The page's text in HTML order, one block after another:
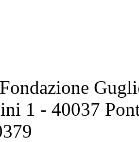
1 - 40037